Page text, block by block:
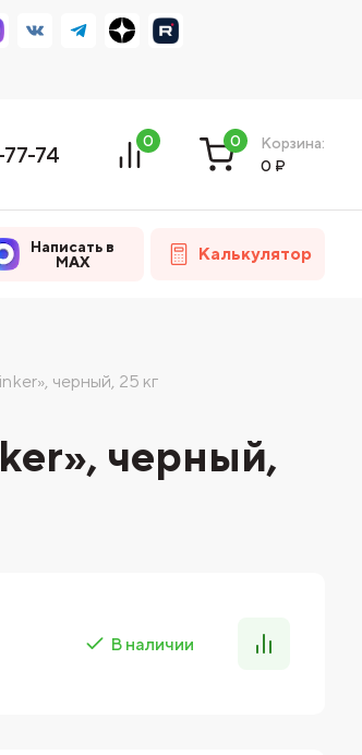
77-74
0 0
Корзина:
0 ₽
Написать в
MAX
Калькулятор
черный, 25 кг
черный,
В наличии